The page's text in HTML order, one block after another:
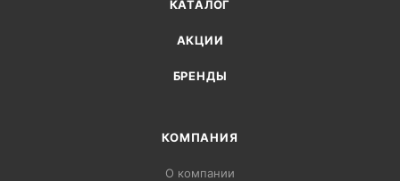
КАТАЛОГ
АКЦИИ
БРЕНДЫ
КОМПАНИЯ
О компании